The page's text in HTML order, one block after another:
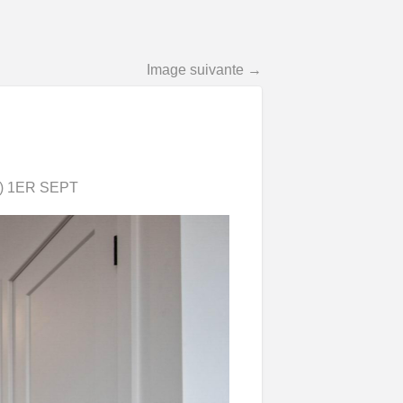
Image suivante →
1ER SEPT